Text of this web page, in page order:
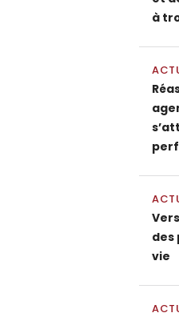
à
des
vie